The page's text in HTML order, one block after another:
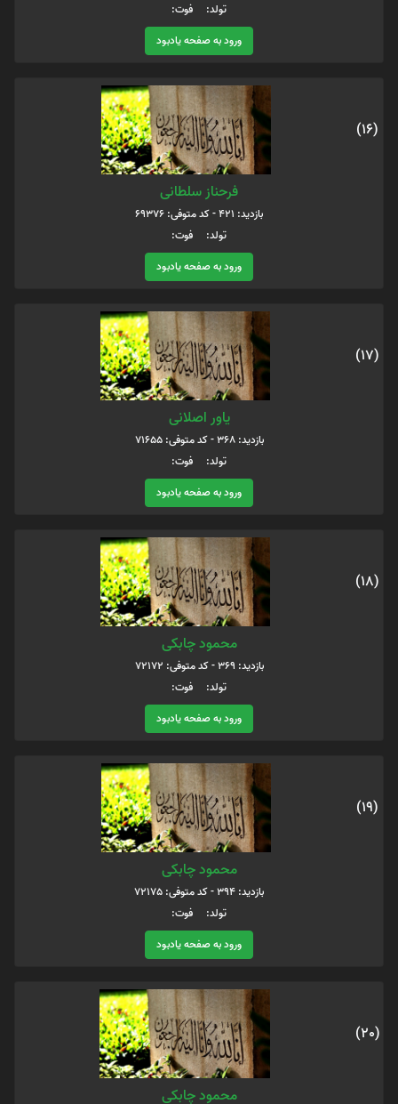
تولد: فوت:
ورود به صفحه یادبود
(16)
فرحناز سلطانی
بازدید: 421 - کد متوفی: 69376
تولد: فوت:
ورود به صفحه یادبود
(17)
یاور اصلانی
بازدید: 368 - کد متوفی: 71655
تولد: فوت:
ورود به صفحه یادبود
(18)
محمود چابکی
بازدید: 369 - کد متوفی: 72172
تولد: فوت:
ورود به صفحه یادبود
(19)
محمود چابکی
بازدید: 394 - کد متوفی: 72175
تولد: فوت:
ورود به صفحه یادبود
(20)
محمود چابکی